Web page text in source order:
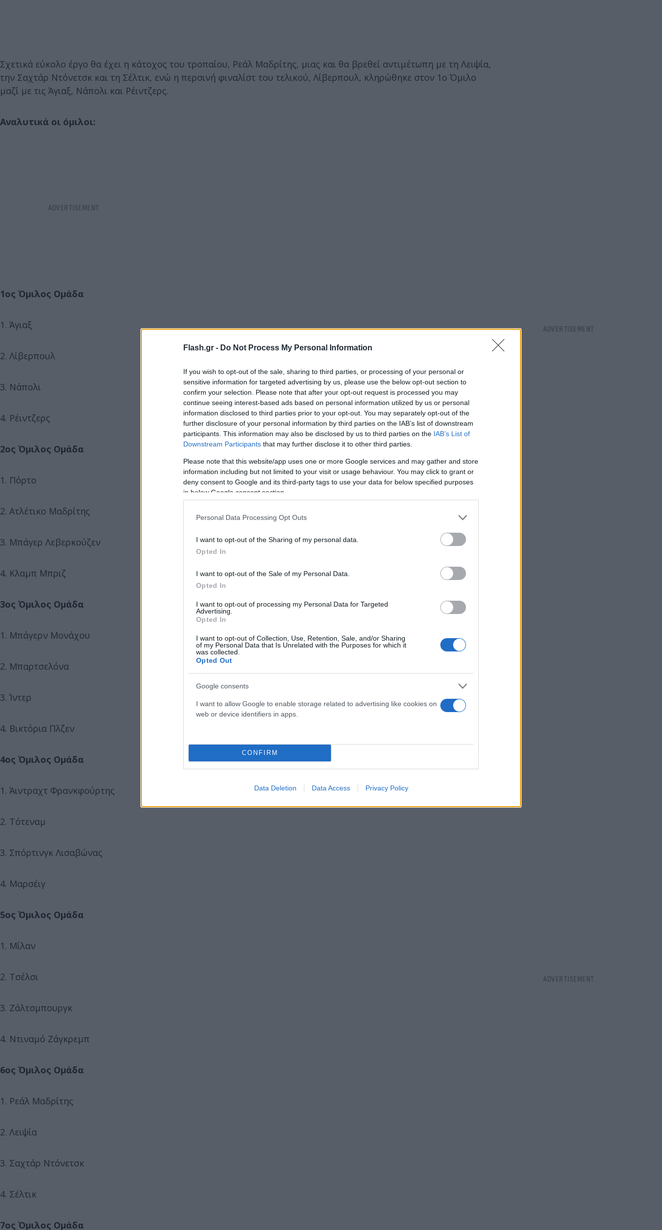
Flash.gr - Do Not Process My Personal Information
If you wish to opt-out of the sale, sharing to third parties, or processing of your personal or
sensitive information for targeted advertising by us, please use the below opt-out section to
confirm your selection. Please note that after your opt-out request is processed you may
continue seeing interest-based ads based on personal information utilized by us or personal
information disclosed to third parties prior to your opt-out. You may separately opt-out of the
further disclosure of your personal information by third parties on the IAB’s list of downstream
participants. This information may also be disclosed by us to third parties on the IAB’s List of
Downstream Participants that may further disclose it to other third parties.
Please note that this website/app uses one or more Google services and may gather and store
information including but not limited to your visit or usage behaviour. You may click to grant or
deny consent to Google and its third-party tags to use your data for below specified purposes
in below Google consent section.
Personal Data Processing Opt Outs
I want to opt-out of the Sharing of my personal data.
Opted In
I want to opt-out of the Sale of my Personal Data.
Opted In
I want to opt-out of processing my Personal Data for Targeted
Advertising.
Opted In
I want to opt-out of Collection, Use, Retention, Sale, and/or Sharing
of my Personal Data that Is Unrelated with the Purposes for which it
was collected.
Opted Out
Google consents
I want to allow Google to enable storage related to advertising like cookies on
web or device identifiers in apps.
CONFIRM
Data Deletion Data Access Privacy Policy
Σχετικά εύκολο έργο θα έχει η κάτοχος του τροπαίου, Ρεάλ Μαδρίτης, μιας και θα βρεθεί αντιμέτωπη με τη Λειψία,
την Σαχτάρ Ντόνετσκ και τη Σέλτικ, ενώ η περσινή φιναλίστ του τελικού, Λίβερπουλ, κληρώθηκε στον 1ο Όμιλο
μαζί με τις Άγιαξ, Νάπολι και Ρέιντζερς.
Αναλυτικά οι όμιλοι:
1ος Όμιλος Ομάδα
1. Άγιαξ
2. Λίβερπουλ
3. Νάπολι
4. Ρέιντζερς
2ος Όμιλος Ομάδα
1. Πόρτο
2. Ατλέτικο Μαδρίτης
3. Μπάγερ Λεβερκούζεν
4. Κλαμπ Μπριζ
3ος Όμιλος Ομάδα
1. Μπάγερν Μονάχου
2. Μπαρτσελόνα
3. Ίντερ
4. Βικτόρια Πλζεν
4ος Όμιλος Ομάδα
1. Άιντραχτ Φρανκφούρτης
2. Τότεναμ
3. Σπόρτινγκ Λισαβώνας
4. Μαρσέιγ
5ος Όμιλος Ομάδα
1. Μίλαν
2. Τσέλσι
3. Ζάλτσμπουργκ
4. Ντιναμό Ζάγκρεμπ
6ος Όμιλος Ομάδα
1. Ρεάλ Μαδρίτης
2. Λειψία
3. Σαχτάρ Ντόνετσκ
4. Σέλτικ
7ος Όμιλος Ομάδα